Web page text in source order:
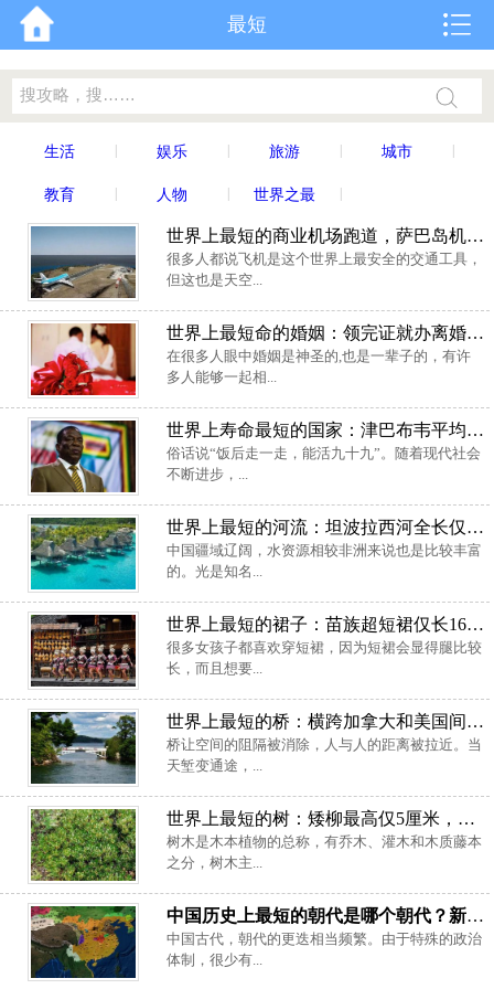
最短
生活 娱乐 旅游 城市
教育 人物 世界之最
世界上最短的商业机场跑道，萨巴岛机场跑道长度仅有396米
很多人都说飞机是这个世界上最安全的交通工具，
但这也是天空...
世界上最短命的婚姻：领完证就办离婚，仅维持几秒钟
在很多人眼中婚姻是神圣的,也是一辈子的，有许
多人能够一起相...
世界上寿命最短的国家：津巴布韦平均寿命不足33岁
俗话说“饭后走一走，能活九十九”。随着现代社会
不断进步，...
世界上最短的河流：坦波拉西河全长仅有20米
中国疆域辽阔，水资源相较非洲来说也是比较丰富
的。光是知名...
世界上最短的裙子：苗族超短裙仅长16厘米
很多女孩子都喜欢穿短裙，因为短裙会显得腿比较
长，而且想要...
世界上最短的桥：横跨加拿大和美国间，长度不到10米
桥让空间的阻隔被消除，人与人的距离被拉近。当
天堑变通途，...
世界上最短的树：矮柳最高仅5厘米，最矮仅1厘米
树木是木本植物的总称，有乔木、灌木和木质藤本
之分，树木主...
中国历史上最短的朝代是哪个朝代？新朝仅存在14年
中国古代，朝代的更迭相当频繁。由于特殊的政治
体制，很少有...